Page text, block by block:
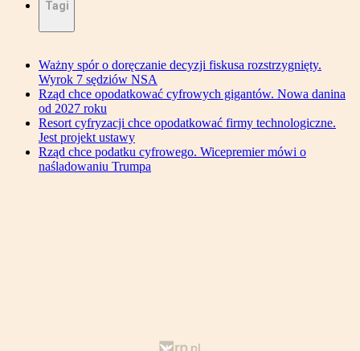
Tagi
Ważny spór o doręczanie decyzji fiskusa rozstrzygnięty.
Wyrok 7 sędziów NSA
Rząd chce opodatkować cyfrowych gigantów. Nowa danina
od 2027 roku
Resort cyfryzacji chce opodatkować firmy technologiczne.
Jest projekt ustawy
Rząd chce podatku cyfrowego. Wicepremier mówi o
naśladowaniu Trumpa